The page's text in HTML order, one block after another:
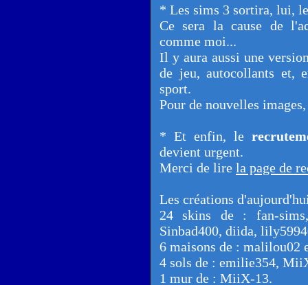
* Les sims 3 sortira, lui,
Ce sera la cause de
comme moi...
Il y aura aussi une
de jeu, autocollants et,
sport.
Pour de nouvelles
* Et enfin, le
devient urgent.
Merci de lire la page de
Les créations
24 skins de : fan-
Sinbad400, diida,
6 maisons de : malilou02
4 sols de : emilie354,
1 mur de : MiiX-13.